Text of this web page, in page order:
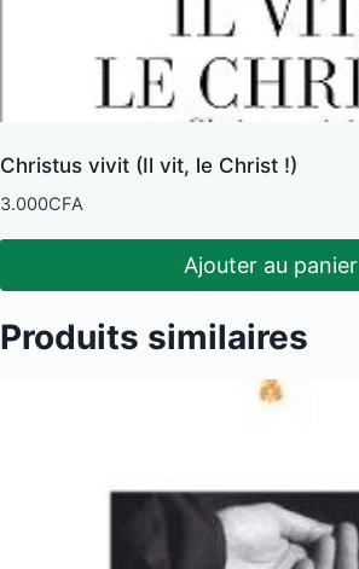
Christus vivit (Il vit, le Christ !)
3.000CFA
Ajouter au panier
Produits similaires